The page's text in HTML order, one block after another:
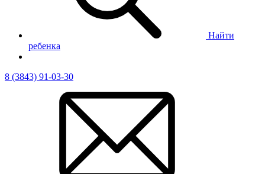
Найти
ребенка
8 (3843) 91-03-30